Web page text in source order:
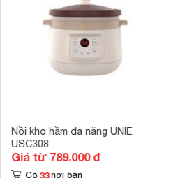
Nồi kho hầm đa năng UNIE
USC308
Giá từ 789.000 đ
Có 33 nơi bán